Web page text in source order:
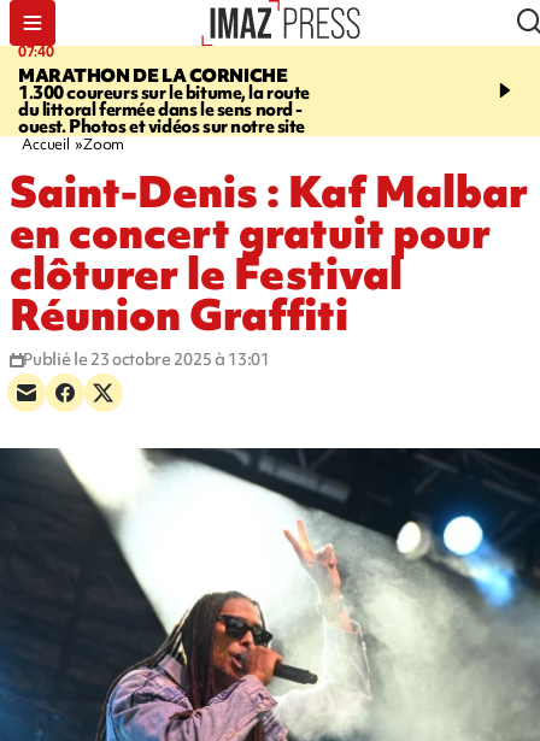
07:40
MARATHON DE LA CORNICHE
1.300 coureurs sur le bitume, la route
du littoral fermée dans le sens nord -
ouest. Photos et vidéos sur notre site
10:33
l’enfance - une
Accueil Zoom
Saint-Denis : Kaf Malbar
en concert gratuit pour
clôturer le Festival
Réunion Graffiti
Publié le 23 octobre 2025 à 13:01